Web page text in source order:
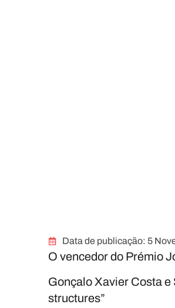
Data de publicação: 5
O vencedordo Prémio
Gonçalo Xavier Costa e
structures”